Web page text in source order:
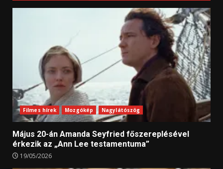
Filmes hírek Mozgókép Nagylátószög
Május 20-án Amanda Seyfried főszereplésével
érkezik az „Ann Lee testamentuma”
19/05/2026